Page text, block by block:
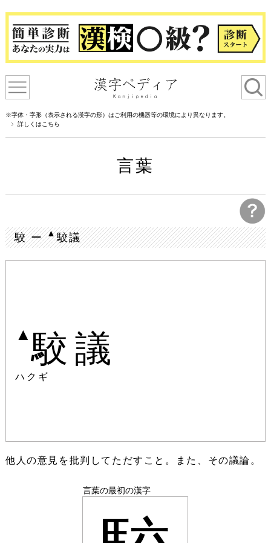
※字体・字形（表示される漢字の形）はご利用の機器等の環境により異なります。
詳しくはこちら
言葉
駮 ー▲駮議
▲駮議
ハクギ
他人の意見を批判してただすこと。また、その議論。
言葉の最初の漢字